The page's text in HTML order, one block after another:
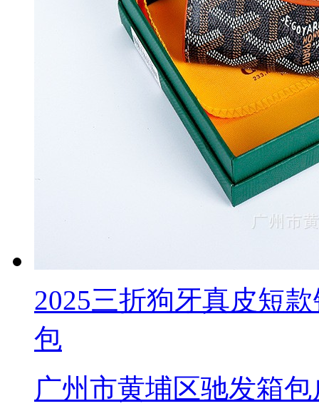
2025三折狗牙真皮短
包
广州市黄埔区驰发箱